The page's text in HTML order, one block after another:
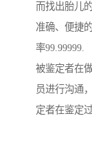
而找出胎儿
准确、便捷
率99.99999.
被鉴定者在
员进行沟通
定者在鉴定